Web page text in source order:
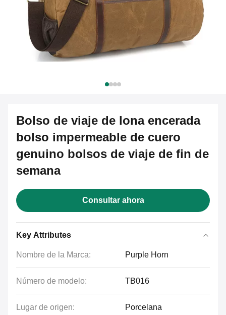
Bolso de viaje de lona encerada
bolso impermeable de cuero
genuino bolsos de viaje de fin de
semana
Consultar ahora
Key Attributes
Nombre de la Marca: Purple Horn
Número de modelo: TB016
Lugar de origen: Porcelana